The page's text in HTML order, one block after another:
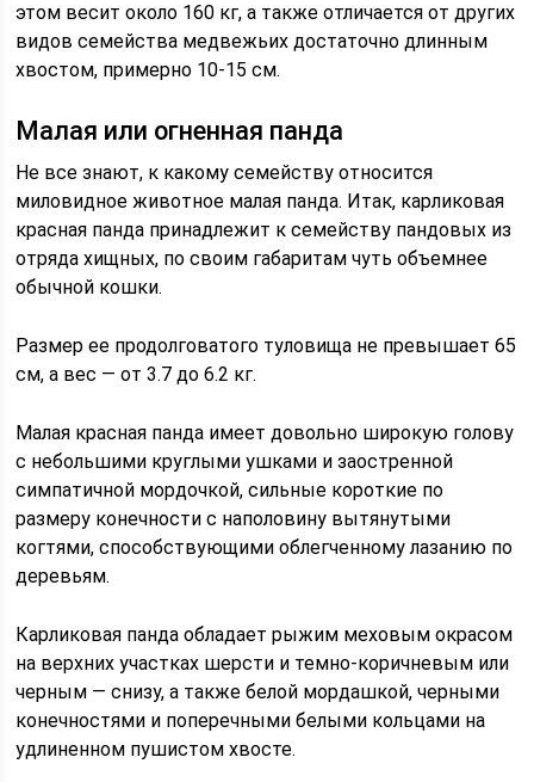
этом весит около 160 кг, а также отличается от других
видов семейства медвежьих достаточно длинным
хвостом, примерно 10-15 см.
Малая или огненная панда
Не все знают, к какому семейству относится
миловидное животное малая панда. Итак, карликовая
красная панда принадлежит к семейству пандовых из
отряда хищных, по своим габаритам чуть объемнее
обычной кошки.
Размер ее продолговатого туловища не превышает 65
см, а вес — от 3.7 до 6.2 кг.
Малая красная панда имеет довольно широкую голову
с небольшими круглыми ушками и заостренной
симпатичной мордочкой, сильные короткие по
размеру конечности с наполовину вытянутыми
когтями, способствующими облегченному лазанию по
деревьям.
Карликовая панда обладает рыжим меховым окрасом
на верхних участках шерсти и темно-коричневым или
черным — снизу, а также белой мордашкой, черными
конечностями и поперечными белыми кольцами на
удлиненном пушистом хвосте.